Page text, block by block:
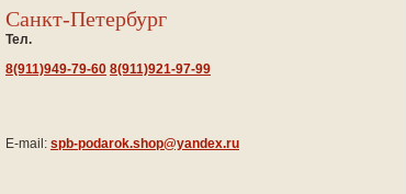
Санкт-Петербург
Тел.
8(911)949-79-60 8(911)921-97-99
E-mail: spb-podarok.shop@yandex.ru